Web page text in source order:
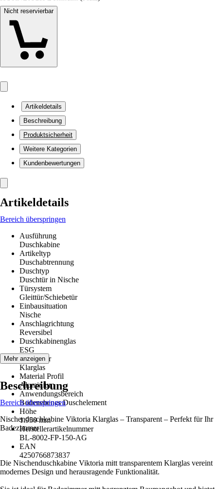
Nicht reservierbar
Artikeldetails
Beschreibung
Produktsicherheit
Weitere Kategorien
Kundenbewertungen
Artikeldetails
Bereich überspringen
Ausführung
Duschkabine
Artikeltyp
Duschabtrennung
Duschtyp
Duschtür in Nische
Türsystem
Gleittür/Schiebetür
Einbausituation
Nische
Anschlagrichtung
Reversibel
Duschkabinenglas
ESG
Glasdekor
Klarglas
Material Profil
Aluminium
Anwendungsbereich
Bodenebenes Duschelement
Höhe
1.950 mm
Herstellerartikelnummer
BL-8002-FP-150-AG
EAN
4250766873837
Mehr anzeigen
Beschreibung
Bereich überspringen
Nischenduschkabine Viktoria Klarglas – Transparent – Perfekt für Ihr
Badezimmer
Die Nischenduschkabine Viktoria mitt transparentem Klarglas vereint
modernes Design und herausragende Funktionalität.